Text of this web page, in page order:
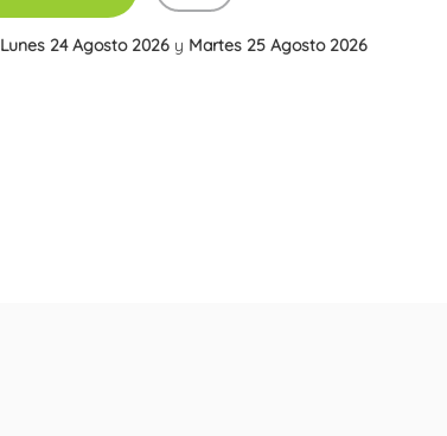
Lunes 24 Agosto 2026 y Martes 25 Agosto 2026